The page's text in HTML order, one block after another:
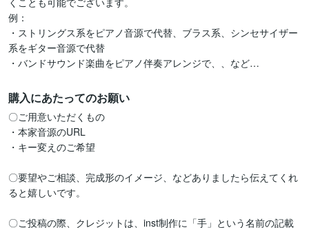
例：
・ストリングス系をピアノ音源で代替、ブラス系、シンセサイザー
系をギター音源で代替
・バンドサウンド楽曲をピアノ伴奏アレンジで、、など…
購入にあたってのお願い
〇ご用意いただくもの
・本家音源のURL
・キー変えのご希望
〇要望やご相談、完成形のイメージ、などありましたら伝えてくれ
ると嬉しいです。
〇ご投稿の際、クレジットは、inst制作に「手」という名前の記載